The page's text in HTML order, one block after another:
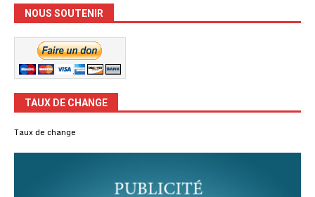
NOUS SOUTENIR
TAUX DE CHANGE
Taux de change